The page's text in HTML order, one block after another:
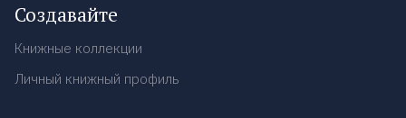
Создавайте
Книжные коллекции
Личный книжный профиль